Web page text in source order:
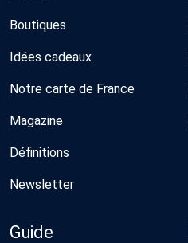
Boutiques
Idées cadeaux
Notre carte de France
Magazine
Définitions
Newsletter
Guide